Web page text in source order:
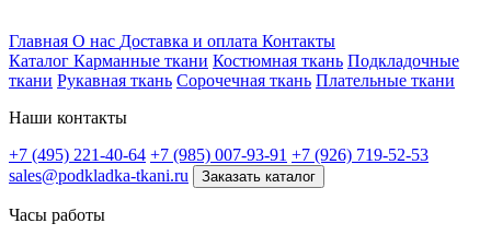
Главная О нас Доставка и оплата Контакты
Каталог Карманные ткани Костюмная ткань Подкладочные
ткани Рукавная ткань Сорочечная ткань Плательные ткани
Наши контакты
+7 (495) 221-40-64 +7 (985) 007-93-91 +7 (926) 719-52-53
sales@podkladka-tkani.ru
Заказать каталог
Часы работы